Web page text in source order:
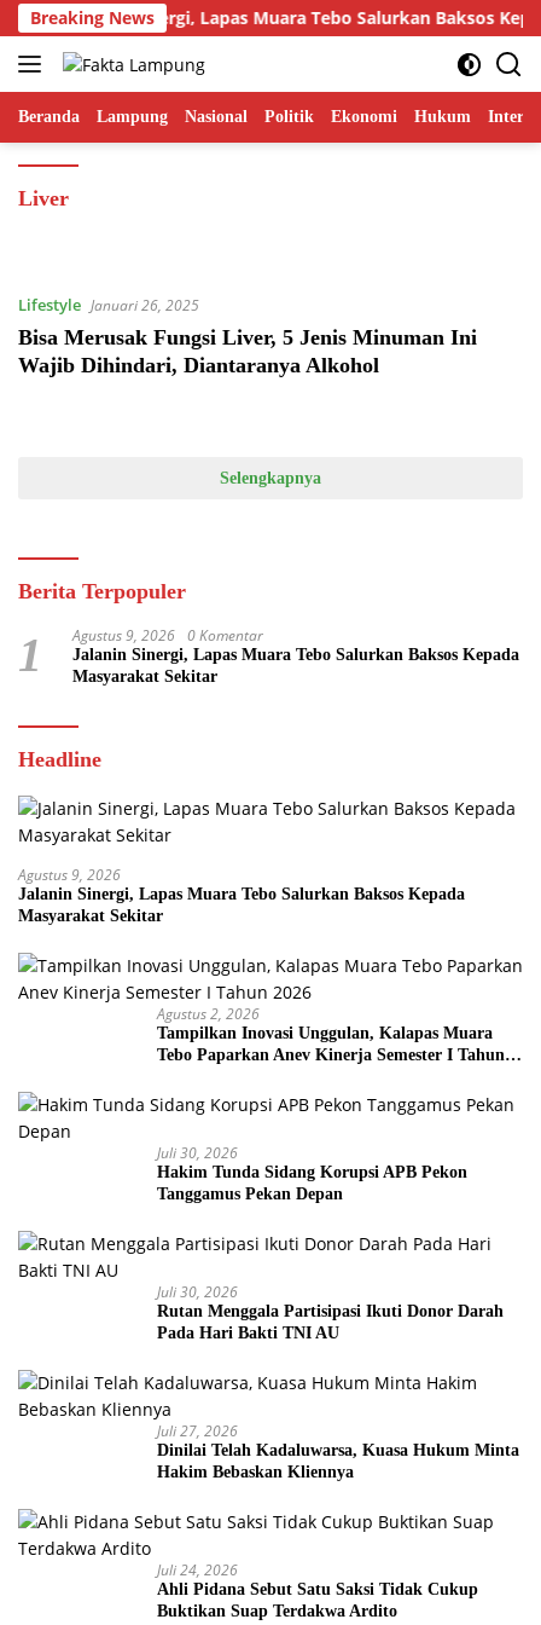
Langsung
ke
konten
Breaking News
Jalanin Sinergi, Lapas Muara Tebo Salurkan Baksos
Beranda Lampung Nasional Politik Ekonomi Hukum
Liver
Lifestyle Januari 26, 2025
Bisa Merusak Fungsi Liver, 5 Jenis Minuman Ini
Wajib Dihindari, Diantaranya Alkohol
Selengkapnya
Berita Terpopuler
1 Agustus 9, 2026 0 Komentar
Jalanin Sinergi, Lapas Muara Tebo Salurkan Baksos Kepada
Masyarakat Sekitar
Headline
Agustus 9, 2026
Jalanin Sinergi, Lapas Muara Tebo Salurkan Baksos Kepada
Masyarakat Sekitar
Agustus 2, 2026
Tampilkan Inovasi Unggulan, Kalapas Muara
Tebo Paparkan Anev Kinerja Semester I Tahun
Juli 30, 2026
Hakim Tunda Sidang Korupsi APB Pekon
Tanggamus Pekan Depan
Juli 30, 2026
Rutan Menggala Partisipasi Ikuti Donor Darah
Pada Hari Bakti TNI AU
Juli 27, 2026
Dinilai Telah Kadaluwarsa, Kuasa Hukum Minta
Hakim Bebaskan Kliennya
Juli 24, 2026
Ahli Pidana Sebut Satu Saksi Tidak Cukup
Buktikan Suap Terdakwa Ardito